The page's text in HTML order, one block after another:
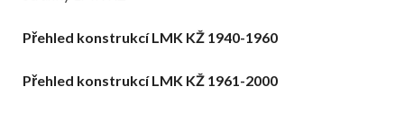
Přehled konstrukcí LMK KŽ 1940-1960
Přehled konstrukcí LMK KŽ 1961-2000